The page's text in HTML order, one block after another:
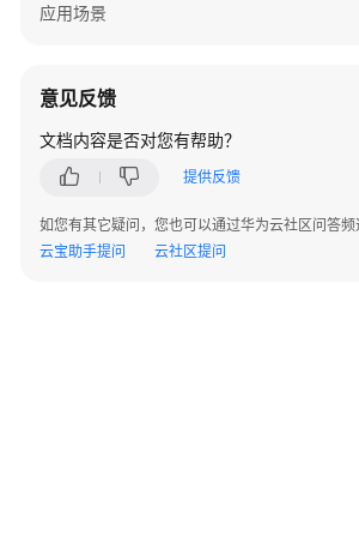
体
试
使
流
程
应用场景
意见反馈
文档内容是否对您有帮助？
提供反馈
如您有其它疑问，您也可以通过华为云社区问答
云宝助手提问
云社区提问